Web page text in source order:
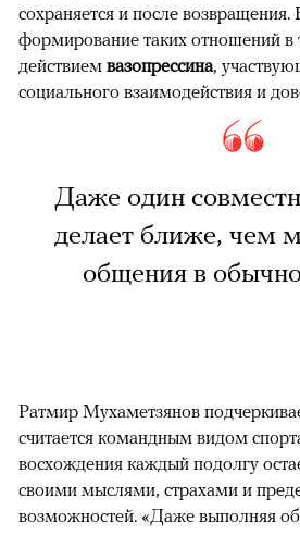
сохраняется и после возвращения.
формирование таких отношений в
действием вазопрессина,
социального взаимодействия и
Даже один
делает ближе, чем
общения в
Ратмир Мухаметзянов
считается командным видом
восхождения каждый подолгу
своими мыслями, страхами и
возможностей. «Даже выполняя